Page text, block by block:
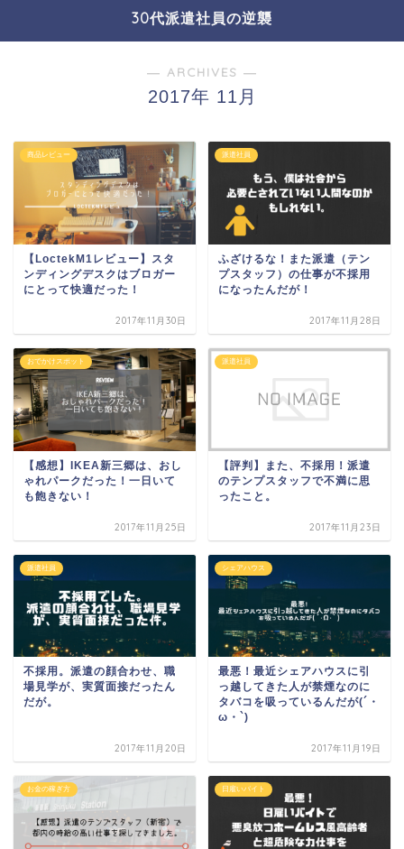
30代派遣社員の逆襲
― ARCHIVES ―
2017年 11月
商品レビュー
【LoctekM1レビュー】スタ
ンディングデスクはブロガー
にとって快適だった！
2017年11月30日
派遣社員
ふざけるな！また派遣（テン
プスタッフ）の仕事が不採用
になったんだが！
2017年11月28日
おでかけスポット
【感想】IKEA新三郷は、おし
ゃれパークだった！一日いて
も飽きない！
2017年11月25日
派遣社員
【評判】また、不採用！派遣
のテンプスタッフで不満に思
ったこと。
2017年11月23日
派遣社員
不採用。派遣の顔合わせ、職
場見学が、実質面接だったん
だが。
2017年11月20日
シェアハウス
最悪！最近シェアハウスに引
っ越してきた人が禁煙なのに
タバコを吸っているんだが(´・
ω・`)
2017年11月19日
お金の稼ぎ方 日雇いバイト